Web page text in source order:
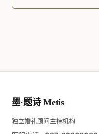
墨·题诗 Metis
独立婚礼顾问主持机构